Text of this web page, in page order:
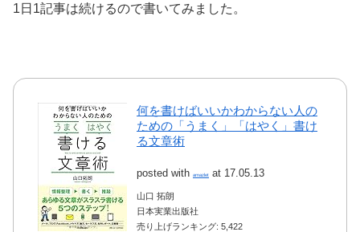
1日1記事は続けるので書いてみました。
何を書けばいいかわからない人の
ための「うまく」「はやく」書け
る文章術
posted with amazlet at 17.05.13
山口 拓朗
日本実業出版社
売り上げランキング: 5,422